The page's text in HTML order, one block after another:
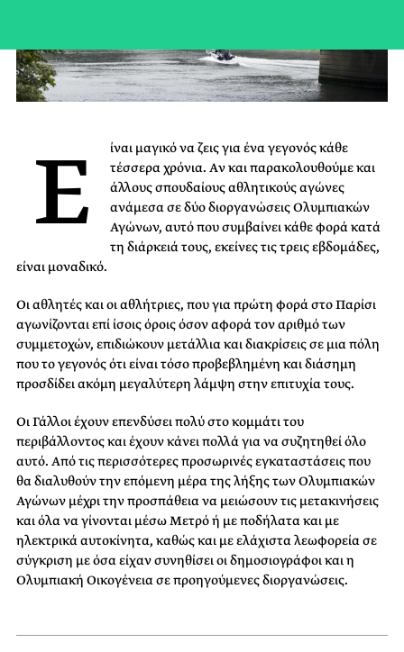
Ε
ίναι μαγικό να ζεις για ένα γεγονός κάθε
τέσσερα χρόνια. Aν και παρακολουθούμε και
άλλους σπουδαίους αθλητικούς αγώνες
ανάμεσα σε δύο διοργανώσεις Ολυμπιακών
Αγώνων, αυτό που συμβαίνει κάθε φορά κατά
τη διάρκειά τους, εκείνες τις τρεις εβδομάδες,
είναι μοναδικό.
Οι αθλητές και οι αθλήτριες, που για πρώτη φορά στο Παρίσι
αγωνίζονται επί ίσοις όροις όσον αφορά τον αριθμό των
συμμετοχών, επιδιώκουν μετάλλια και διακρίσεις σε μια πόλη
που το γεγονός ότι είναι τόσο προβεβλημένη και διάσημη
προσδίδει ακόμη μεγαλύτερη λάμψη στην επιτυχία τους.
Οι Γάλλοι έχουν επενδύσει πολύ στο κομμάτι του
περιβάλλοντος και έχουν κάνει πολλά για να συζητηθεί όλο
αυτό. Από τις περισσότερες προσωρινές εγκαταστάσεις που
θα διαλυθούν την επόμενη μέρα της λήξης των Ολυμπιακών
Αγώνων μέχρι την προσπάθεια να μειώσουν τις μετακινήσεις
και όλα να γίνονται μέσω Μετρό ή με ποδήλατα και με
ηλεκτρικά αυτοκίνητα, καθώς και με ελάχιστα λεωφορεία σε
σύγκριση με όσα είχαν συνηθίσει οι δημοσιογράφοι και η
Ολυμπιακή Οικογένεια σε προηγούμενες διοργανώσεις.